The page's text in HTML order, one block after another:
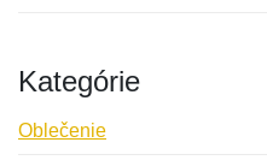
Kategórie
Oblečenie